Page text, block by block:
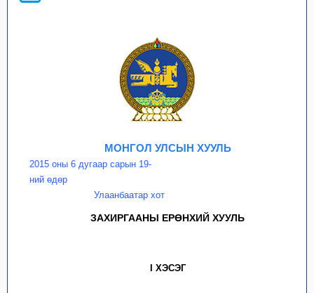
МОНГОЛ УЛСЫН ХУУЛЬ
2015 оны 6 дугаар сарын 19-
ний өдөр
Улаанбаатар хот
ЗАХИРГААНЫ ЕРӨНХИЙ ХУУЛЬ
I ХЭСЭГ